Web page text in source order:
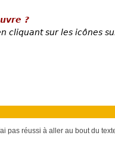
?
cliquant sur les icônes
pas réussi à aller au bout du